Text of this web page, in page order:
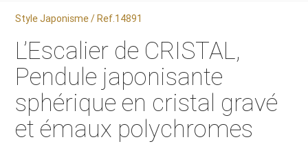
Style Japonisme / Ref.14891
L’Escalier de CRISTAL,
Pendule japonisante
sphérique en cristal gravé
et émaux polychromes